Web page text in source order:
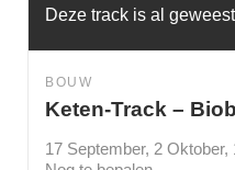
Deze track is al geweest
BOUW
Keten-Track –
17 September, 2 Oktober,